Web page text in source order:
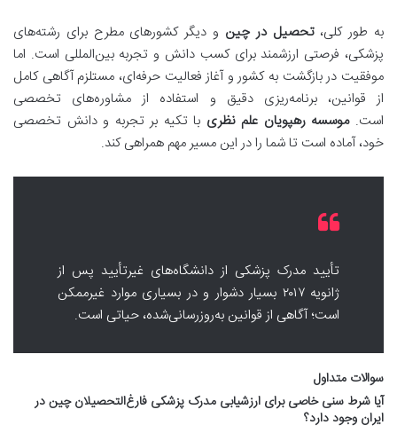
به طور کلی، تحصیل در چین و دیگر کشورهای مطرح برای رشته‌های
پزشکی، فرصتی ارزشمند برای کسب دانش و تجربه بین‌المللی است. اما
موفقیت در بازگشت به کشور و آغاز فعالیت حرفه‌ای، مستلزم آگاهی کامل
از قوانین، برنامه‌ریزی دقیق و استفاده از مشاوره‌های تخصصی
است. موسسه رهپویان علم نظری با تکیه بر تجربه و دانش تخصصی
خود، آماده است تا شما را در این مسیر مهم همراهی کند.
تأیید مدرک پزشکی از دانشگاه‌های غیرتأیید پس از
ژانویه ۲۰۱۷ بسیار دشوار و در بسیاری موارد غیرممکن
است؛ آگاهی از قوانین به‌روزرسانی‌شده، حیاتی است.
سوالات متداول
آیا شرط سنی خاصی برای ارزشیابی مدرک پزشکی فارغ‌التحصیلان چین در
ایران وجود دارد؟